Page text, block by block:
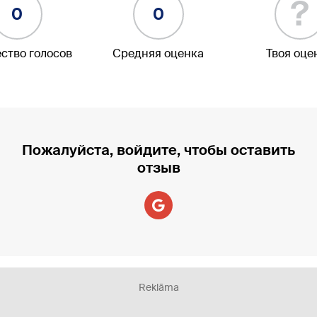
0
голосов
0
Средняя оценка
?
Твоя
Пожалуйста, войдите, чтобы оставить
отзыв
Reklāma